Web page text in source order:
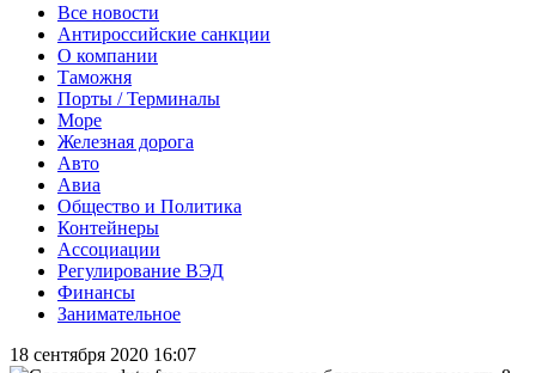
Все новости
Антироссийские санкции
О компании
Таможня
Порты / Терминалы
Море
Железная дорога
Авто
Авиа
Общество и Политика
Контейнеры
Ассоциации
Регулирование ВЭД
Финансы
Занимательное
18 сентября 2020 16:07